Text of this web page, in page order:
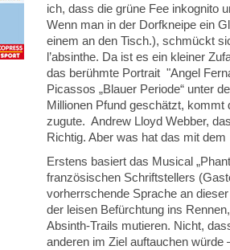
ich, dass die grüne Fee inkognito
Wenn man in der Dorfkneipe ein
einem an den Tisch.), schmückt
l’absinthe. Da ist es ein kleiner
das berühmte Portrait "Angel
Picassos „Blauer Periode“ unter
Millionen Pfund geschätzt, kommt
zugute. Andrew Lloyd Webber,
Richtig. Aber was hat das mit dem
Erstens basiert das Musical
französischen Schriftstellers
vorherrschende Sprache an
der leisen Befürchtung ins
Absinth-Trails mutieren. Nicht,
anderen im Ziel auftauchen